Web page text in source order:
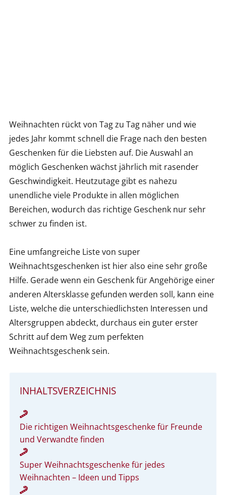
Weihnachten rückt von Tag zu Tag näher und wie
jedes Jahr kommt schnell die Frage nach den besten
Geschenken für die Liebsten auf. Die Auswahl an
möglich Geschenken wächst jährlich mit rasender
Geschwindigkeit. Heutzutage gibt es nahezu
unendliche viele Produkte in allen möglichen
Bereichen, wodurch das richtige Geschenk nur sehr
schwer zu finden ist.
Eine umfangreiche Liste von super
Weihnachtsgeschenken ist hier also eine sehr große
Hilfe. Gerade wenn ein Geschenk für Angehörige einer
anderen Altersklasse gefunden werden soll, kann eine
Liste, welche die unterschiedlichsten Interessen und
Altersgruppen abdeckt, durchaus ein guter erster
Schritt auf dem Weg zum perfekten
Weihnachtsgeschenk sein.
INHALTSVERZEICHNIS
Die richtigen Weihnachtsgeschenke für Freunde
und Verwandte finden
Super Weihnachtsgeschenke für jedes
Weihnachten – Ideen und Tipps